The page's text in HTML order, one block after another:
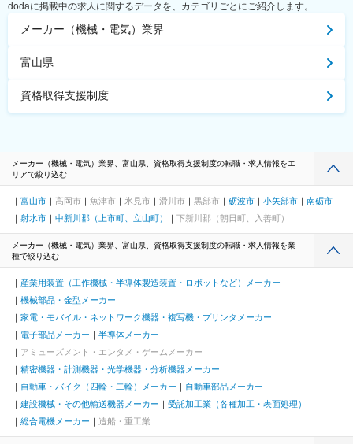
dodaに掲載中の求人に関するデータを、カテゴリごとにご紹介します。
メーカー（機械・電気）業界
富山県
資格取得支援制度
メーカー（機械・電気）業界、富山県、資格取得支援制度の転職・求人情報をエ
リアで絞り込む
富山市 高岡市 魚津市 氷見市 滑川市 黒部市 砺波市 小矢部市
南砺市
射水市
中新川郡（上市町、立山町） 下新川郡（朝日町、入善町）
メーカー（機械・電気）業界、富山県、資格取得支援制度の転職・求人情報を業
種で絞り込む
産業用装置（工作機械・半導体製造装置・ロボットなど）メーカー
機械部品・金型メーカー
家電・モバイル・ネットワーク機器・複写機・プリンタメーカー
電子部品メーカー
半導体メーカー
アミューズメント・エンタメ・ゲームメーカー
精密機器・計測機器・光学機器・分析機器メーカー
自動車・バイク（四輪・二輪）メーカー
自動車部品メーカー
建設機械・その他輸送機器メーカー
受託加工業（各種加工・表面処理）
総合電機メーカー
造船・重工業